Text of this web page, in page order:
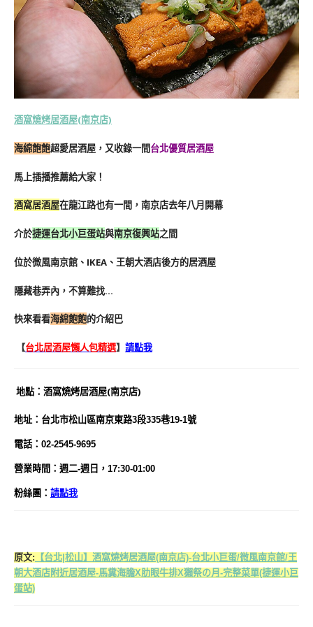
酒窩燒烤居酒屋(南京店)
海綿飽飽超愛居酒屋，又收錄一間台北優質居酒屋
馬上插播推薦給大家！
酒窩居酒屋在龍江路也有一間，南京店去年八月開幕
介於捷運台北小巨蛋站與南京復興站之間
位於微風南京館、IKEA、王朝大酒店後方的居酒屋
隱藏巷弄內，不算難找…
快來看看海綿飽飽的介紹巴
【台北居酒屋懶人包精選】 請點我
地點： 酒窩燒烤居酒屋(南京店)
地址：台北市松山區南京東路3段335巷19-1號
電話：02-2545-9695
營業時間：週二-週日，17:30-01:00
粉絲團： 請點我
原文: 【台北|松山】酒窩燒烤居酒屋(南京店)-台北小巨蛋/微風南京館/王
朝大酒店附近居酒屋-馬糞海膽X肋眼牛排X獺祭の月-完整菜單(捷運小巨
蛋站)